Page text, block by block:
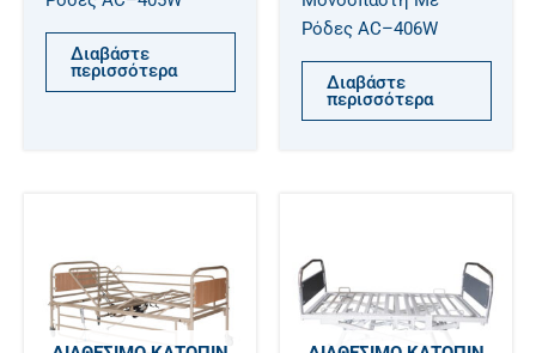
Διαβάστε
περισσότερα
Ρόδες AC–406W
Διαβάστε
περισσότερα